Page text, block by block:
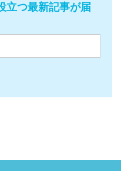
立つ最新記事が届